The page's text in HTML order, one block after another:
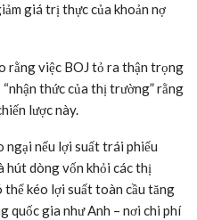
giá trị thực của khoản nợ
rằng việc BOJ tỏ ra thận trọng
thức của thị trường” rằng
lược này.
ngại nếu lợi suất trái phiếu
hút dòng vốn khỏi các thị
kéo lợi suất toàn cầu tăng
quốc gia như Anh – nơi chi phí